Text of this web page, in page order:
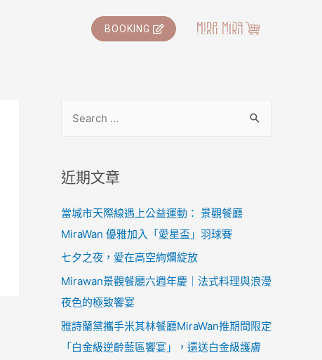
BOOKING
近期文章
當城市天際線遇上公益運動： 景觀餐廳
MiraWan 優雅加入「愛星盃」羽球賽
七夕之夜，愛在高空絢爛綻放
Mirawan景觀餐廳六週年慶｜法式料理與浪漫
夜色的極致饗宴
雅詩蘭黛攜手米其林餐廳MiraWan推期間限定
「白金級逆齡藍區饗宴」，還送白金級護膚